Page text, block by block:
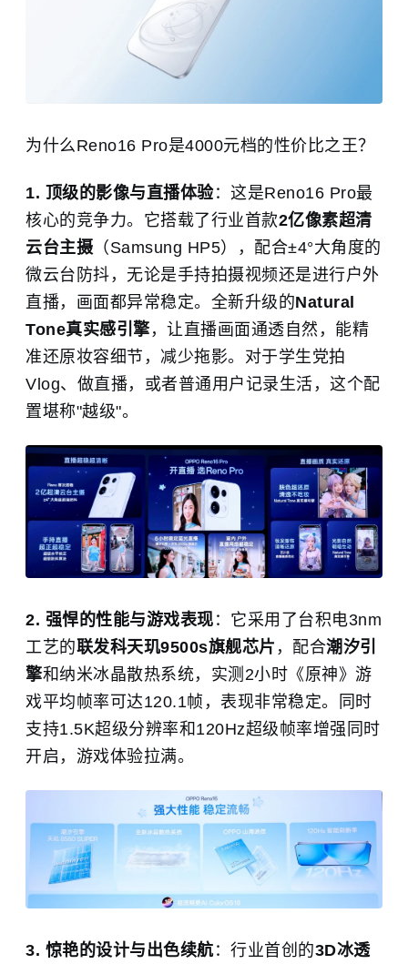
为什么Reno16 Pro是4000元档的性价比之王？
1. 顶级的影像与直播体验：这是Reno16 Pro最
核心的竞争力。它搭载了行业首款2亿像素超清
云台主摄 （Samsung HP5），配合±4°大角度的
微云台防抖，无论是手持拍摄视频还是进行户外
直播，画面都异常稳定。全新升级的Natural
Tone真实感引擎 ，让直播画面通透自然，能精
准还原妆容细节，减少拖影。对于学生党拍
Vlog、做直播，或者普通用户记录生活，这个配
置堪称"越级"。
2. 强悍的性能与游戏表现 ：它采用了台积电3nm
工艺的联发科天玑9500s旗舰芯片 ，配合潮汐引
擎和纳米冰晶散热系统，实测2小时《原神》游
戏平均帧率可达120.1帧，表现非常稳定。同时
支持1.5K超级分辨率和120Hz超级帧率增强同时
开启，游戏体验拉满。
3. 惊艳的设计与出色续航：行业首创的3D冰透